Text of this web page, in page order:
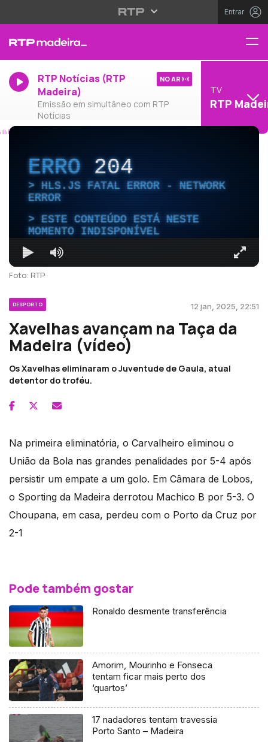
Entrar
RTP Notícias (RTP
Madeira)
Emissão em simultâneo com RTP
Notícias
NO AR
TV
RTP
ERRO204
HLS.JS FATAL ERROR - NETWORK
ERROR
ESTE CONTEÚDO ESTÁ NESTE
MOMENTO INDISPONÍVEL
Foto: RTP
DESPORTO 12 jan, 2025, 22:51
Xavelhas avançam na Taça da
Madeira (vídeo)
Os Xavelhas eliminaram o Juventude de Gaula, atual
detentor do troféu.
Na primeira eliminatória, o Carvalheiro eliminou o
União da Bola nas grandes penalidades por 5-4 após
persistir um empate a um golo. Em Câmara de Lobos,
o Sporting da Madeira derrotou Machico B por 5-3. O
Choupana, em casa, perdeu com o Porto da Cruz por
2-1
Pode também gostar
Ronaldo desmente transferência
Amorim, Mourinho e Fonseca
tentam ficar mais perto dos
‘quartos’
17 nadadores tentam travessia
Porto Santo – Madeira